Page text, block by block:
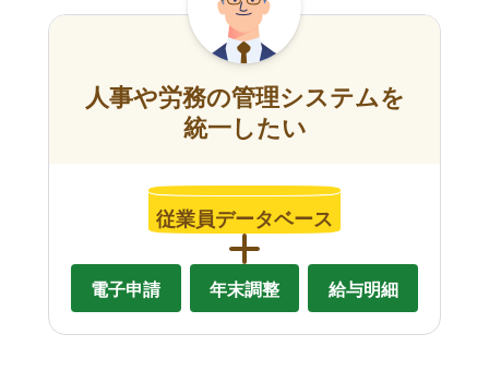
人事や労務の管理システムを
統一したい
従業員データベース
電子申請 年末調整 給与明細